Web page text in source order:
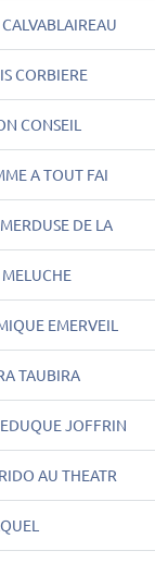
CORBIERE
CONSEIL
A TOUT FAI
DE LA
EMERVEIL
TAUBIRA
JOFFRIN
AU THEATR